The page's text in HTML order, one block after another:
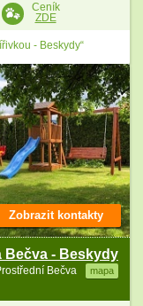
Ceník
ZDE
- Beskydy“
Bečva - Beskydy
Bečva mapa
Zobrazit kontakty